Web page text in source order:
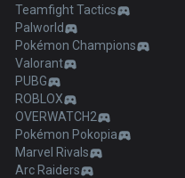
Teamfight Tactics
Palworld
Pokémon Champions
Valorant
PUBG
ROBLOX
OVERWATCH2
Pokémon Pokopia
Marvel Rivals
Arc Raiders